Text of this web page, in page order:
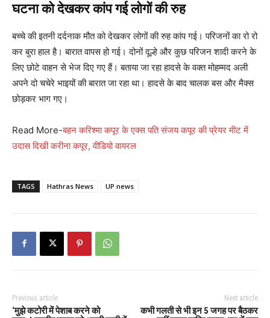
घटना को देखकर कांप गई लोगों की रुह
बच्चे की इतनी दर्दनाक मौत को देखकर लोगों की रुह कांप गई। परिजनों का रो रो
कर बुरा हाल है। बारात वापस हो गई। दोनों दूल्हे और कुछ परिजन शादी करने के
लिए छोटे वाहन से भेज दिए गए हैं। बताया जा रहा हादसे के वक्त मोहम्मद अली
अपने दो चचेरे भाइयों की बारात जा रहा था। हादसे के बाद चालक बस और मैक्स
छोड़कर भाग गए।
Read More-बहन करिश्मा कपूर के एक्स पति संजय कपूर की प्रेयर मीट में
उदास दिखी करीना कपूर, वीडियो वायरल
TAGS Hathras News UP news
Previous article
‘मुझे कटोरी में पेशाब करने को
Next article
कभी गलती से भी इन 5 जगह पर बैठकर